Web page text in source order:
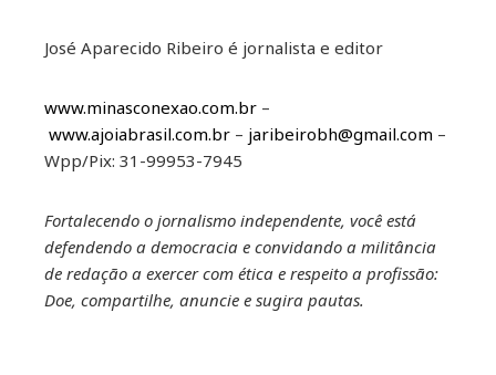
José Aparecido Ribeiro é jornalista e editor
www.minasconexao.com.br –
www.ajoiabrasil.com.br – jaribeirobh@gmail.com –
Wpp/Pix: 31-99953-7945
Fortalecendo o jornalismo independente, você está
defendendo a democracia e convidando a militância
de redação a exercer com ética e respeito a profissão:
Doe, compartilhe, anuncie e sugira pautas.